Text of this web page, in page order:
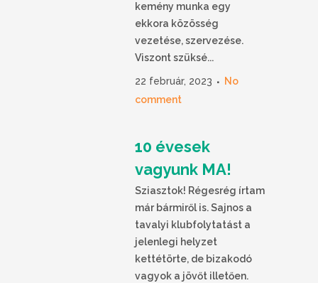
kemény munka egy
ekkora közösség
vezetése, szervezése.
Viszont szüksé...
22 február, 2023
No
comment
10 évesek
vagyunk MA!
Sziasztok! Régesrég írtam
már bármiről is. Sajnos a
tavalyi klubfolytatást a
jelenlegi helyzet
kettétörte, de bizakodó
vagyok a jövőt illetően.